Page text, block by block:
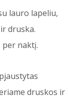
lauro lapeliu,
druska.
per naktį.
druskos ir